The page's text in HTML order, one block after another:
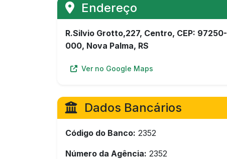
Endereço
R.Silvio Grotto,227, Centro, CEP: 97250-
000, Nova Palma, RS
Ver no Google Maps
Dados Bancários
Código do Banco: 2352
Número da Agência: 2352